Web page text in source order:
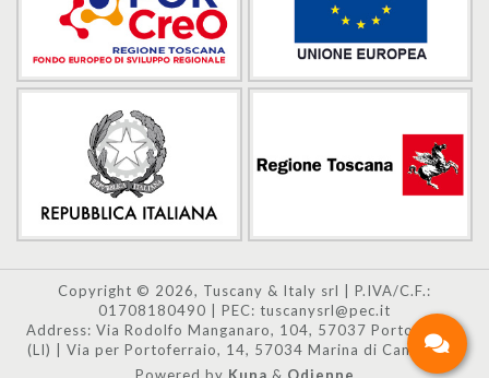
Copyright © 2026, Tuscany & Italy srl | P.IVA/C.F.:
01708180490 | PEC: tuscanysrl@pec.it
Address: Via Rodolfo Manganaro, 104, 57037 Portoferraio
(LI) | Via per Portoferraio, 14, 57034 Marina di Campo (LI)